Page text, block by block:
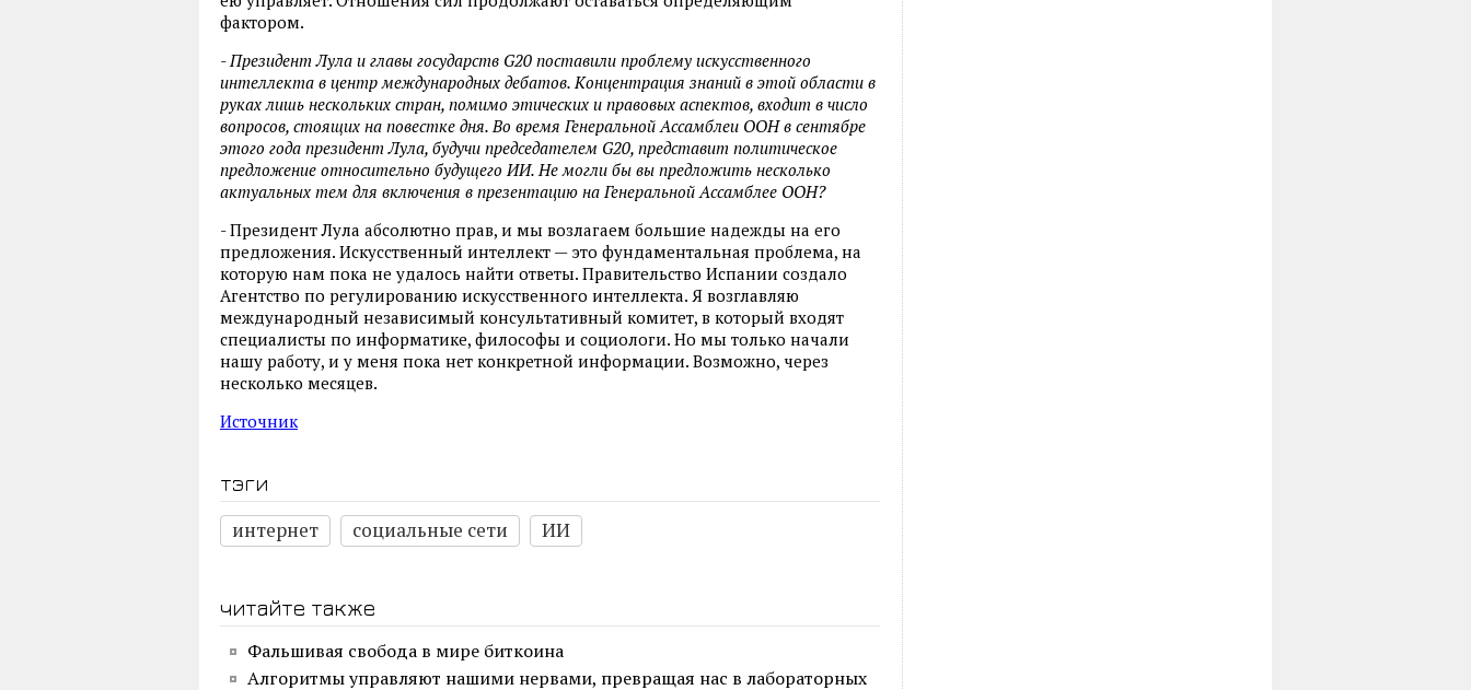
фактором.
- Президент Лула и главы государств G20 поставили проблему искусственного
интеллекта в центр международных дебатов. Концентрация знаний в этой области в
руках лишь нескольких стран, помимо этических и правовых аспектов, входит в число
вопросов, стоящих на повестке дня. Во время Генеральной Ассамблеи ООН в сентябре
этого года президент Лула, будучи председателем G20, представит политическое
предложение относительно будущего ИИ. Не могли бы вы предложить несколько
актуальных тем для включения в презентацию на Генеральной Ассамблее ООН?
- Президент Лула абсолютно прав, и мы возлагаем большие надежды на его
предложения. Искусственный интеллект — это фундаментальная проблема, на
которую нам пока не удалось найти ответы. Правительство Испании создало
Агентство по регулированию искусственного интеллекта. Я возглавляю
международный независимый консультативный комитет, в который входят
специалисты по информатике, философы и социологи. Но мы только начали
нашу работу, и у меня пока нет конкретной информации. Возможно, через
несколько месяцев.
Источник
тэги
интернет
социальные сети ИИ
читайте также
Фальшивая свобода в мире биткоина
Алгоритмы управляют нашими нервами, превращая нас в лабораторных